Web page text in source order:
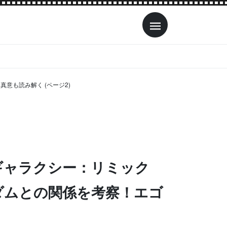
意も読み解く (ページ2)
ラクシー：リミック
との関係を考察！エゴ